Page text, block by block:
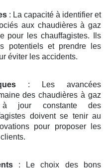
: La capacité à identifier et
aux chaudières à gaz
pour les chauffagistes. Ils
potentiels et prendre les
éviter les accidents.
: Les avancées
des chaudières à gaz
jour constante des
doivent se tenir au
pour proposer les
: Le choix des bons